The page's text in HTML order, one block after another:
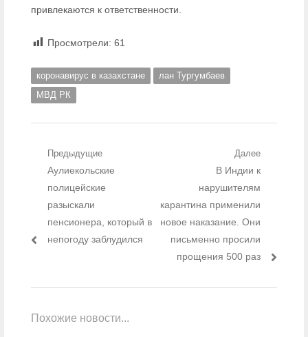
привлекаются к ответственности.
Просмотрели: 61
коронавирус в казахстане
лан Тургумбаев
МВД РК
Навигация по записям
Предыдущие
Предыдущий пост:
Аулиекольские
полицейские
разыскали
пенсионера, который в
непогоду заблудился
Далее
Следующий
пост:
В Индии к
нарушителям
карантина применили
новое наказание. Они
письменно просили
прощения 500 раз
Похожие новости...